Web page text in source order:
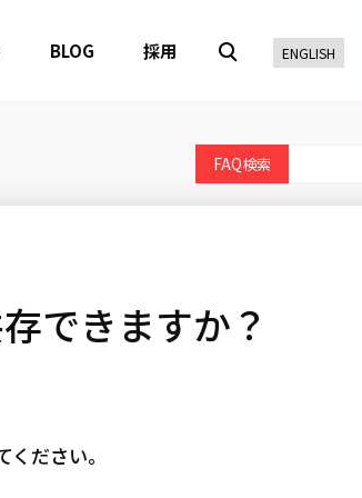
BLOG 採用 ENGLISH
できますか？
ださい。